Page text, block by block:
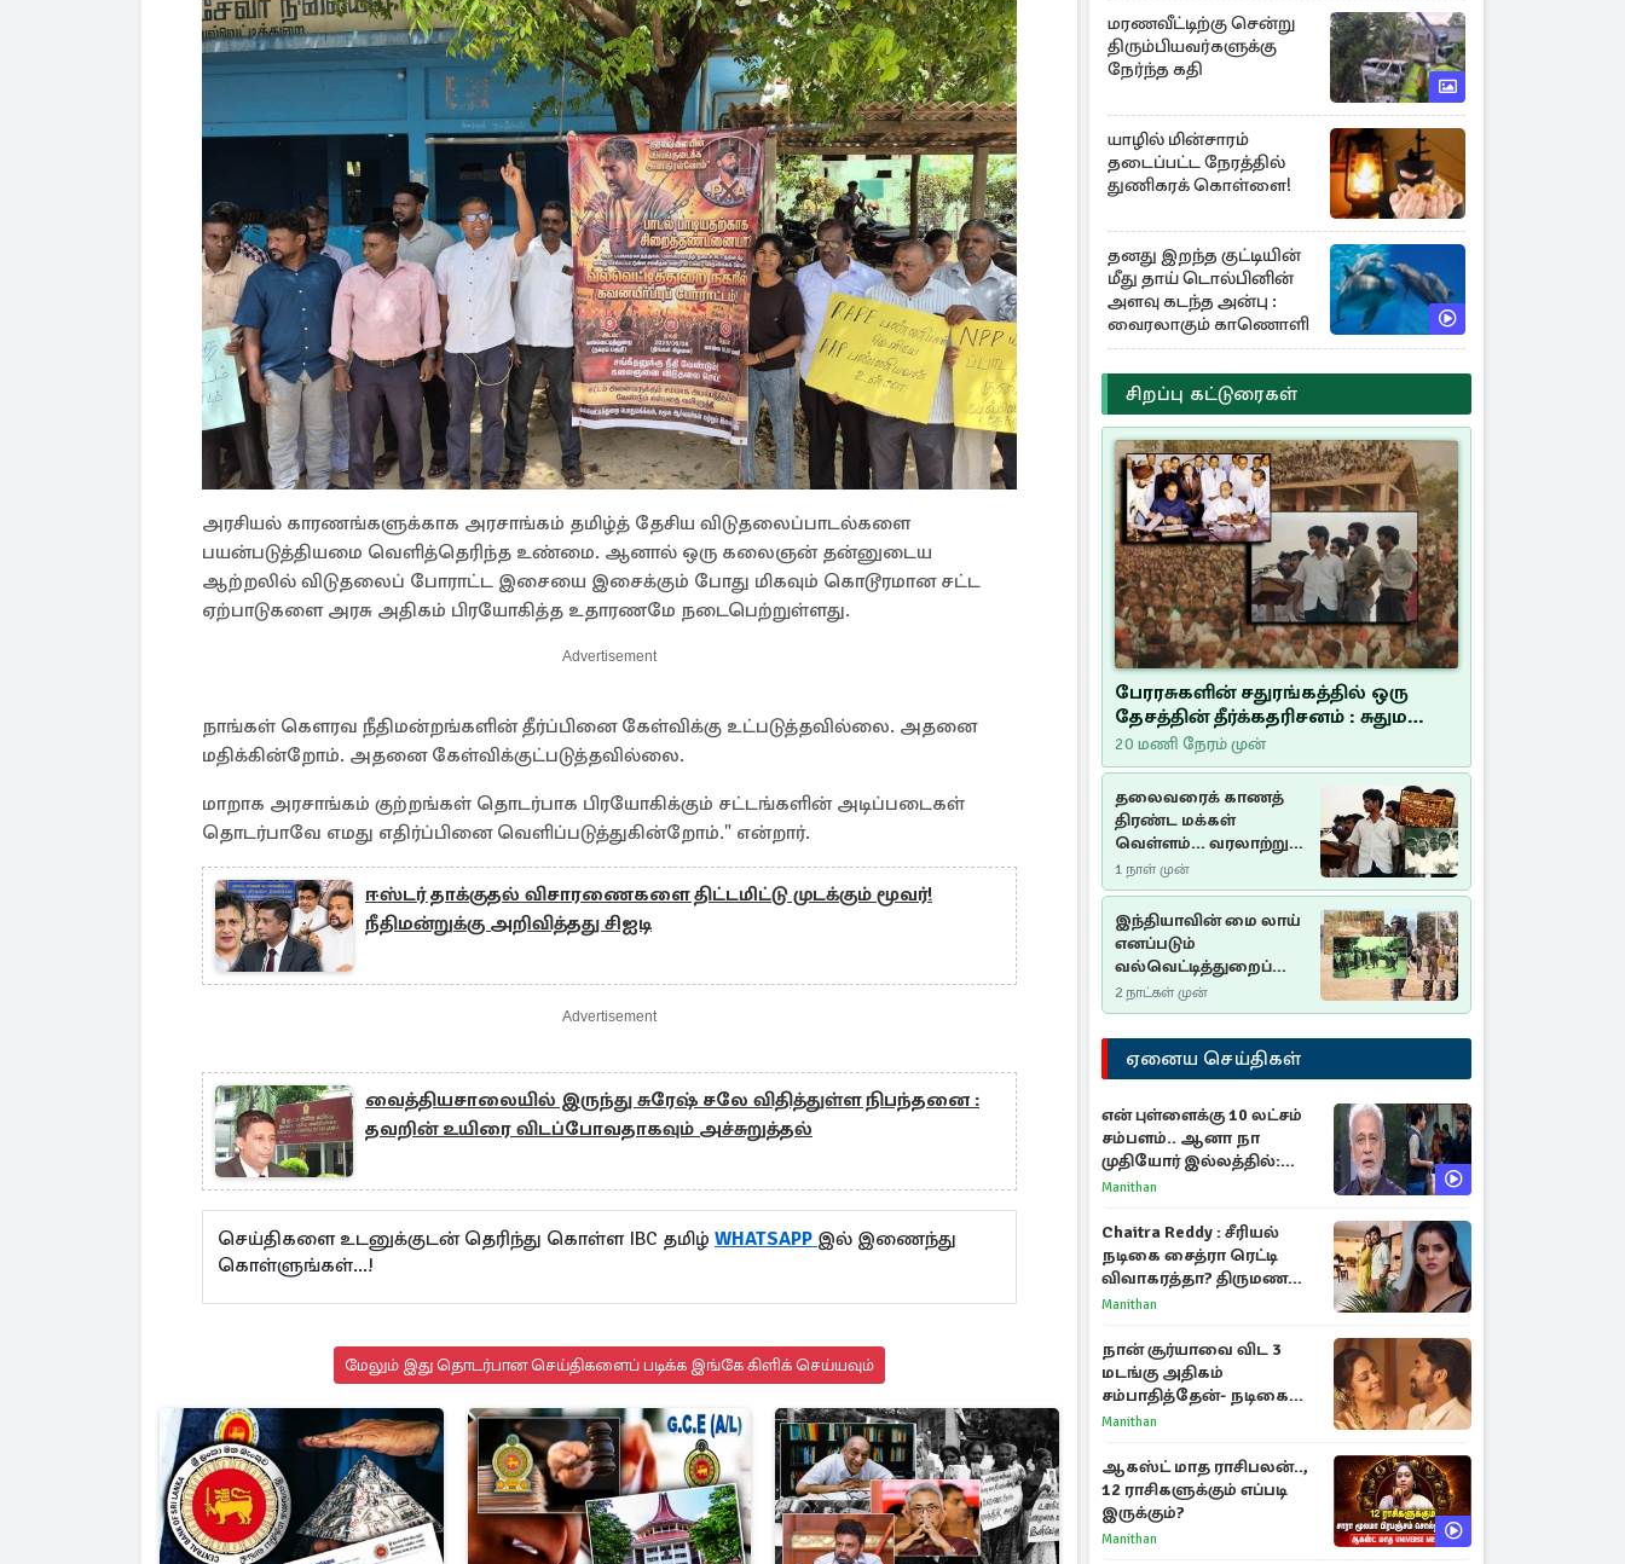
அரசியல் காரணங்களுக்காக அரசாங்கம் தமிழ்த் தேசிய விடுதலைப்பாடல்களை
பயன்படுத்தியமை வெளித்தெரிந்த உண்மை. ஆனால் ஒரு கலைஞன் தன்னுடைய
ஆற்றலில் விடுதலைப் போராட்ட இசையை இசைக்கும் போது மிகவும் கொடூரமான சட்ட
ஏற்பாடுகளை அரசு அதிகம் பிரயோகித்த உதாரணமே நடைபெற்றுள்ளது.
Advertisement
நாங்கள் கௌரவ நீதிமன்றங்களின் தீர்ப்பினை கேள்விக்கு உட்படுத்தவில்லை. அதனை
மதிக்கின்றோம். அதனை கேள்விக்குட்படுத்தவில்லை.
மாறாக அரசாங்கம் குற்றங்கள் தொடர்பாக பிரயோகிக்கும் சட்டங்களின் அடிப்படைகள்
தொடர்பாவே எமது எதிர்ப்பினை வெளிப்படுத்துகின்றோம்." என்றார்.
ஈஸ்டர் தாக்குதல் விசாரணைகளை திட்டமிட்டு முடக்கும் மூவர்!
நீதிமன்றுக்கு அறிவித்தது சிஐடி
Advertisement
வைத்தியசாலையில் இருந்து சுரேஷ் சலே விதித்துள்ள நிபந்தனை :
தவறின் உயிரை விடப்போவதாகவும் அச்சுறுத்தல்
செய்திகளை உடனுக்குடன் தெரிந்து கொள்ள IBC தமிழ் WHATSAPP இல் இணைந்து
கொள்ளுங்கள்...!
மேலும் இது தொடர்பான செய்திகளைப் படிக்க இங்கே கிளிக் செய்யவும்
மரணவீட்டிற்கு சென்று
திரும்பியவர்களுக்கு
நேர்ந்த கதி
யாழில் மின்சாரம்
தடைப்பட்ட நேரத்தில்
துணிகரக் கொள்ளை!
தனது இறந்த குட்டியின்
மீது தாய் டொல்பினின்
அளவு கடந்த அன்பு :
வைரலாகும் காணொளி
சிறப்பு கட்டுரைகள்
பேரரசுகளின் சதுரங்கத்தில் ஒரு
தேசத்தின் தீர்க்கதரிசனம் : சுதுமலை
பிரகடனம் ஒரு வரலாற்றுப் பாடம்
20 மணி நேரம் முன்
தலைவரைக் காணத்
திரண்ட மக்கள்
வெள்ளம்... வரலாற்றுச்
சிறப்புமிக்க சுதுமலைப்
பிரகடனம்…
1 நாள் முன்
இந்தியாவின் மை லாய்
எனப்படும்
வல்வெட்டித்துறைப்
படுகொலை…
2 நாட்கள் முன்
ஏனைய செய்திகள்
என் புள்ளைக்கு 10 லட்சம்
சம்பளம்.. ஆனா நா
முதியோர் இல்லத்தில்:
நடிகரின் கண்ணீர் பேட்டி
Manithan
Chaitra Reddy : சீரியல்
நடிகை சைத்ரா ரெட்டி
விவாகரத்தா? திருமண
புகைப்படங்களை நீக்கம்
Manithan
நான் சூர்யாவை விட 3
மடங்கு அதிகம்
சம்பாதித்தேன்- நடிகை
ஜோதிகா
Manithan
ஆகஸ்ட் மாத ராசிபலன்..,
12 ராசிகளுக்கும் எப்படி
இருக்கும்?
Manithan